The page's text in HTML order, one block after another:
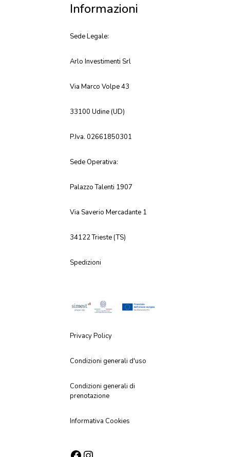
Informazioni
Sede Legale:
Arlo Investimenti Srl
Via Marco Volpe 43
33100 Udine (UD)
P.Iva. 02661850301
Sede Operativa:
Palazzo Talenti 1907
Via Saverio Mercadante 1
34122 Trieste (TS)
Spedizioni
Privacy Policy
Condizioni generali d'uso
Condizioni generali di
prenotazione
Informativa Cookies